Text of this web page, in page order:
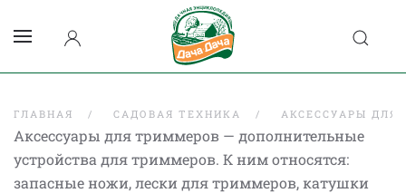
ГЛАВНАЯ САДОВАЯ ТЕХНИКА АКСЕССУАРЫ ДЛЯ
Аксессуары для триммеров — дополнительные
устройства для триммеров. К ним относятся:
запасные ножи, лески для триммеров, катушки